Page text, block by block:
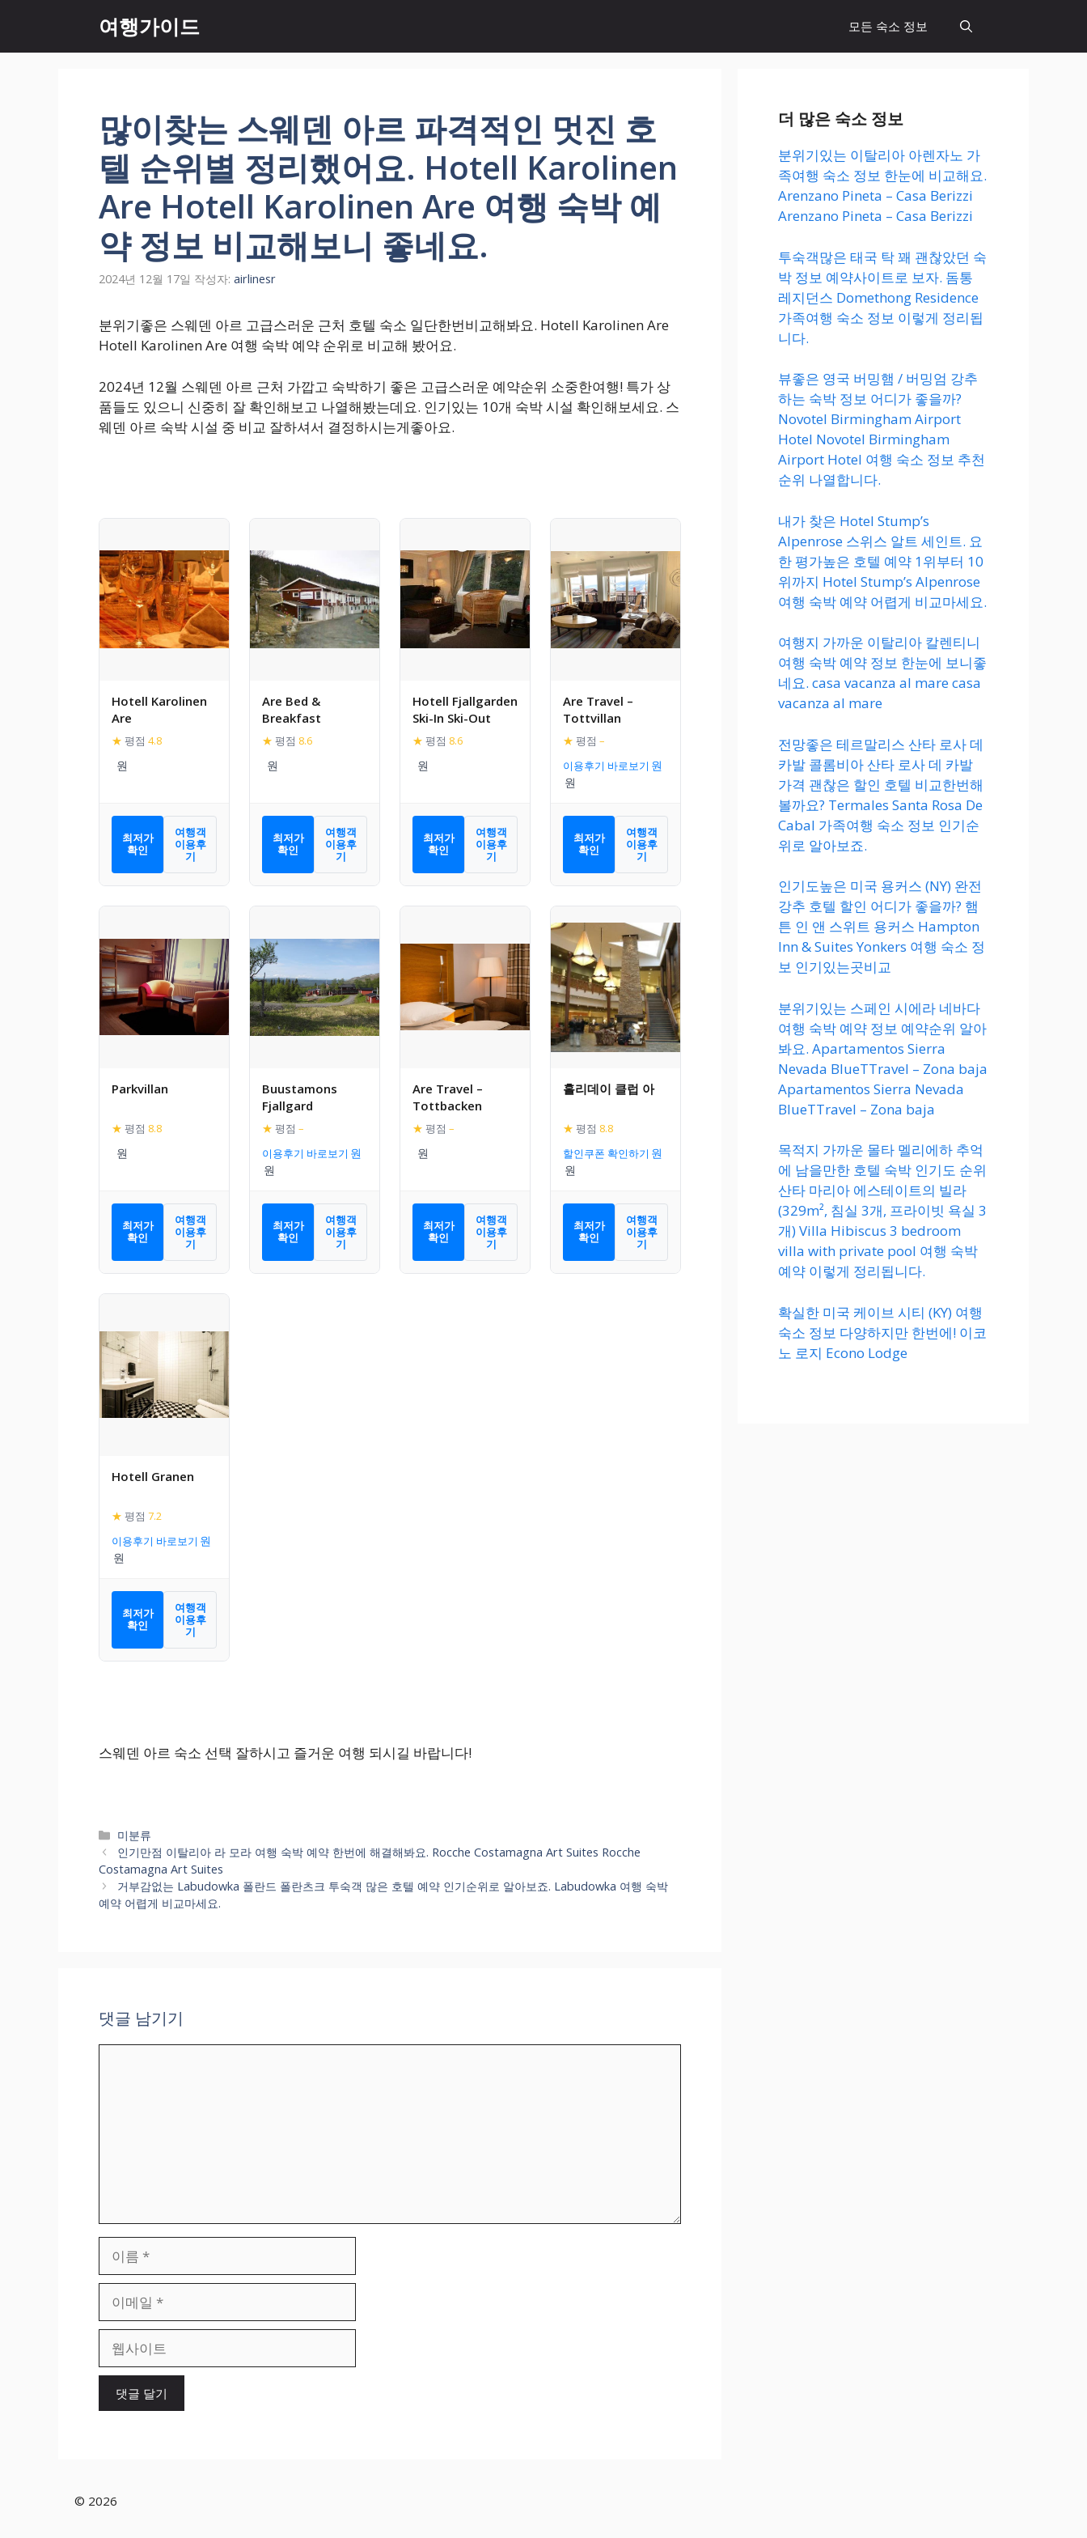
츠
여행가이드 모든 숙소 정보
많이찾는 스웨덴 아르 파격적인 멋진 호
텔 순위별 정리했어요. Hotell Karolinen
Are Hotell Karolinen Are 여행 숙박 예
약 정보 비교해보니 좋네요.
2024년 12월 17일 작성자: airlinesr
분위기좋은 스웨덴 아르 고급스러운 근처 호텔 숙소 일단한번비교해봐요. Hotell Karolinen Are
Hotell Karolinen Are 여행 숙박 예약 순위로 비교해 봤어요.
2024년 12월 스웨덴 아르 근처 가깝고 숙박하기 좋은 고급스러운 예약순위 소중한여행! 특가 상
품들도 있으니 신중히 잘 확인해보고 나열해봤는데요. 인기있는 10개 숙박 시설 확인해보세요. 스
웨덴 아르 숙박 시설 중 비교 잘하셔서 결정하시는게좋아요.
Hotell Karolinen
Are
★ 평점 4.8
최저가
확인
여행객
이용후
기
Are Bed &
Breakfast
★ 평점 8.6
최저가
확인
여행객
이용후
기
Hotell Fjallgarden
Ski-In Ski-Out
★ 평점 8.6
최저가
확인
여행객
이용후
기
Are Travel –
Tottvillan
★ 평점 –
이용후기 바로보기
최저가
확인
여행객
이용후
기
Parkvillan
★ 평점 8.8
최저가
확인
여행객
이용후
기
Buustamons
Fjallgard
★ 평점 –
이용후기 바로보기
최저가
확인
여행객
이용후
기
Are Travel –
Tottbacken
★ 평점 –
최저가
확인
여행객
이용후
기
홀리데이 클럽 아
★ 평점 8.8
할인쿠폰 확인하기
최저가
확인
여행객
이용후
기
Hotell Granen
★ 평점 7.2
이용후기 바로보기
최저가
확인
여행객
이용후
기
스웨덴 아르 숙소 선택 잘하시고 즐거운 여행 되시길 바랍니다!
카
테
고
리
미분류
인기만점 이탈리아 라 모라 여행 숙박 예약 한번에 해결해봐요. Rocche Costamagna Art Suites Rocche
Costamagna Art Suites
거부감없는 Labudowka 폴란드 폴란츠크 투숙객 많은 호텔 예약 인기순위로 알아보죠. Labudowka 여행 숙박
예약 어렵게 비교마세요.
댓글 남기기
일
이
더 많은 숙소 정보
분위기있는 이탈리아 아렌자노 가
족여행 숙소 정보 한눈에 비교해요.
Arenzano Pineta – Casa Berizzi
Arenzano Pineta – Casa Berizzi
투숙객많은 태국 탁 꽤 괜찮았던 숙
박 정보 예약사이트로 보자. 돔통
레지던스 Domethong Residence
가족여행 숙소 정보 이렇게 정리됩
니다.
뷰좋은 영국 버밍햄 / 버밍엄 강추
하는 숙박 정보 어디가 좋을까?
Novotel Birmingham Airport
Hotel Novotel Birmingham
Airport Hotel 여행 숙소 정보 추천
순위 나열합니다.
내가 찾은 Hotel Stump’s
Alpenrose 스위스 알트 세인트. 요
한 평가높은 호텔 예약 1위부터 10
위까지 Hotel Stump’s Alpenrose
여행 숙박 예약 어렵게 비교마세요.
여행지 가까운 이탈리아 칼렌티니
여행 숙박 예약 정보 한눈에 보니좋
네요. casa vacanza al mare casa
vacanza al mare
전망좋은 테르말리스 산타 로사 데
카발 콜롬비아 산타 로사 데 카발
가격 괜찮은 할인 호텔 비교한번해
볼까요? Termales Santa Rosa De
Cabal 가족여행 숙소 정보 인기순
위로 알아보죠.
인기도높은 미국 용커스 (NY) 완전
강추 호텔 할인 어디가 좋을까? 햄
튼 인 앤 스위트 용커스 Hampton
Inn & Suites Yonkers 여행 숙소 정
보 인기있는곳비교
분위기있는 스페인 시에라 네바다
여행 숙박 예약 정보 예약순위 알아
봐요. Apartamentos Sierra
Nevada BlueTTravel – Zona baja
Apartamentos Sierra Nevada
BlueTTravel – Zona baja
목적지 가까운 몰타 멜리에하 추억
에 남을만한 호텔 숙박 인기도 순위
산타 마리아 에스테이트의 빌라
(329m², 침실 3개, 프라이빗 욕실 3
개) Villa Hibiscus 3 bedroom
villa with private pool 여행 숙박
예약 이렇게 정리됩니다.
확실한 미국 케이브 시티 (KY) 여행
숙소 정보 다양하지만 한번에! 이코
노 로지 Econo Lodge
© 2026